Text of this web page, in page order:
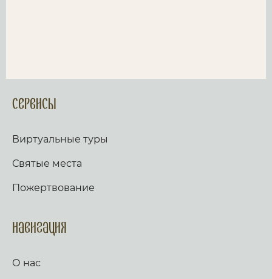
Сервисы
Виртуальные туры
Святые места
Пожертвование
Навигация
О нас